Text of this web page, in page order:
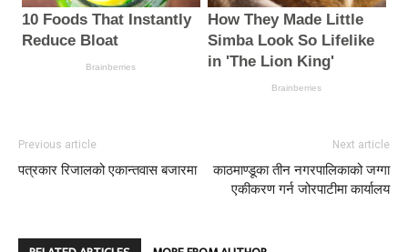
Previous article
पत्रकार रिजालको एकान्तवास बजारमा
Next article
काठमाण्डूका तीन नगरपालिकाको जग्गा
एकीकरण गर्न जोरपाटीमा कार्यालय